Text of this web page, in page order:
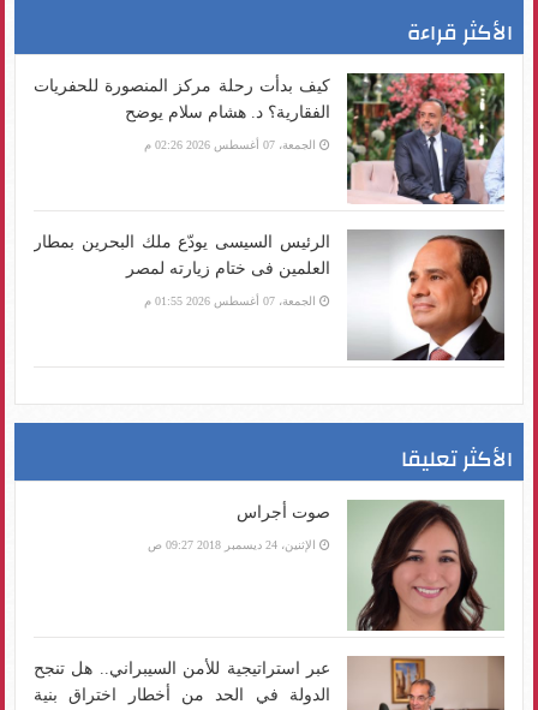
الأكثر قراءة
كيف بدأت رحلة مركز المنصورة للحفريات
الفقارية؟ د. هشام سلام يوضح
الجمعة، 07 أغسطس 2026 02:26 م
الرئيس السيسى يودّع ملك البحرين بمطار
العلمين فى ختام زيارته لمصر
الجمعة، 07 أغسطس 2026 01:55 م
الأكثر تعليقا
صوت أجراس
الإثنين، 24 ديسمبر 2018 09:27 ص
عبر استراتيجية للأمن السيبراني.. هل تنجح
الدولة في الحد من أخطار اختراق بنية